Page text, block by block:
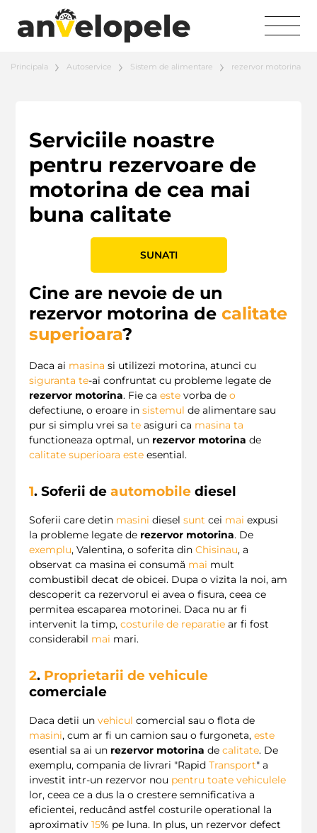
Principala Autoservice Sistem de alimentare rezervor motorina
Serviciile noastre
pentru rezervoare de
motorina de cea mai
buna calitate
SUNATI
Cine are nevoie de un
rezervor motorina de calitate
superioara?
Daca ai masina si utilizezi motorina, atunci cu
siguranta te-ai confruntat cu probleme legate de
rezervor motorina. Fie ca este vorba de o
defectiune, o eroare in sistemul de alimentare sau
pur si simplu vrei sa te asiguri ca masina ta
functioneaza optmal, un rezervor motorina de
calitate superioara este esential.
1. Soferii de automobile diesel
Soferii care detin masini diesel sunt cei mai expusi
la probleme legate de rezervor motorina. De
exemplu, Valentina, o soferita din Chisinau, a
observat ca masina ei consumă mai mult
combustibil decat de obicei. Dupa o vizita la noi, am
descoperit ca rezervorul ei avea o fisura, ceea ce
permitea escaparea motorinei. Daca nu ar fi
intervenit la timp, costurile de reparatie ar fi fost
considerabil mai mari.
2. Proprietarii de vehicule
comerciale
Daca detii un vehicul comercial sau o flota de
masini, cum ar fi un camion sau o furgoneta, este
esential sa ai un rezervor motorina de calitate. De
exemplu, compania de livrari "Rapid Transport" a
investit intr-un rezervor nou pentru toate vehiculele
lor, ceea ce a dus la o crestere semnificativa a
eficientei, reducând astfel costurile operational la
aproximativ 15% pe luna. In plus, un rezervor defect